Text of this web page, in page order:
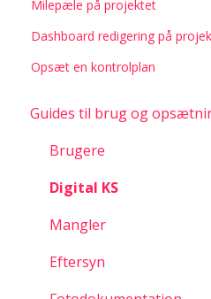
Milepæle på projektet
Dashboard redigering på
Opsæt en kontrolplan
Guides til brug og
Brugere
Digital KS
Mangler
Eftersyn